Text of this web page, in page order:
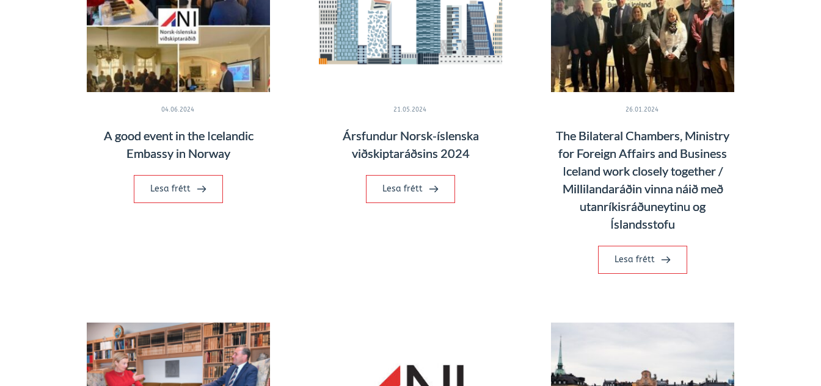
04.06.2024
A good event in the Icelandic
Embassy in Norway
Lesa frétt
21.05.2024
Ársfundur Norsk-íslenska
viðskiptaráðsins 2024
Lesa frétt
26.01.2024
The Bilateral Chambers, Ministry
for Foreign Affairs and Business
Iceland work closely together /
Millilandaráðin vinna náið með
utanríkisráðuneytinu og
Íslandsstofu
Lesa frétt